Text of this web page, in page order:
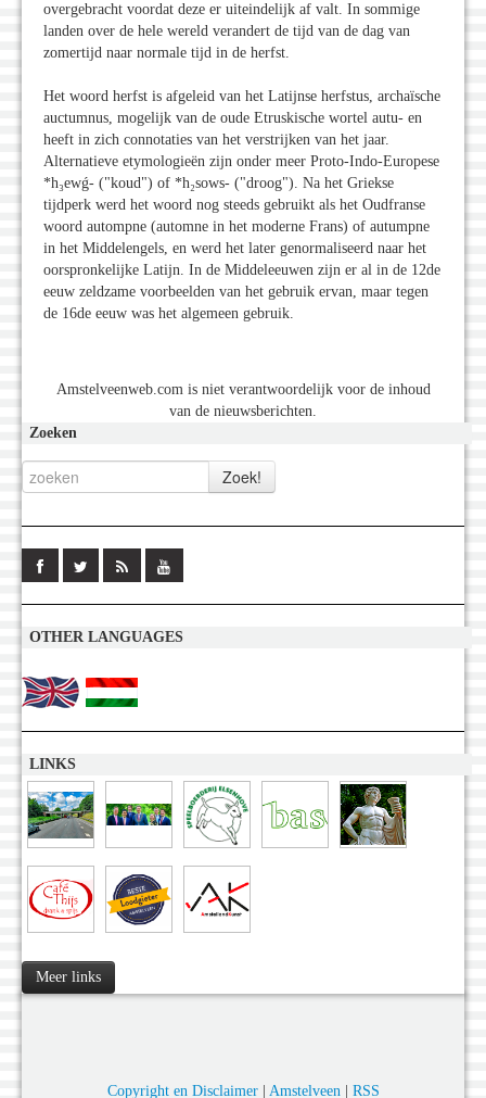
overgebracht voordat deze er uiteindelijk af valt. In sommige
landen over de hele wereld verandert de tijd van de dag van
zomertijd naar normale tijd in de herfst.
Het woord herfst is afgeleid van het Latijnse herfstus, archaïsche
auctumnus, mogelijk van de oude Etruskische wortel autu- en
heeft in zich connotaties van het verstrijken van het jaar.
Alternatieve etymologieën zijn onder meer Proto-Indo-Europese
*h₃ewǵ- ("koud") of *h₂sows- ("droog"). Na het Griekse
tijdperk werd het woord nog steeds gebruikt als het Oudfranse
woord autompne (automne in het moderne Frans) of autumpne
in het Middelengels, en werd het later genormaliseerd naar het
oorspronkelijke Latijn. In de Middeleeuwen zijn er al in de 12de
eeuw zeldzame voorbeelden van het gebruik ervan, maar tegen
de 16de eeuw was het algemeen gebruik.
Amstelveenweb.com is niet verantwoordelijk voor de inhoud
van de nieuwsberichten.
Zoeken
OTHER LANGUAGES
LINKS
Meer links
Copyright en Disclaimer| Amstelveen| RSS